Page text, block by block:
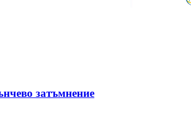
затъмнение